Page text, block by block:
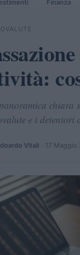
Finanza
chiara
e i detentori
Vitali · 17 Maggio